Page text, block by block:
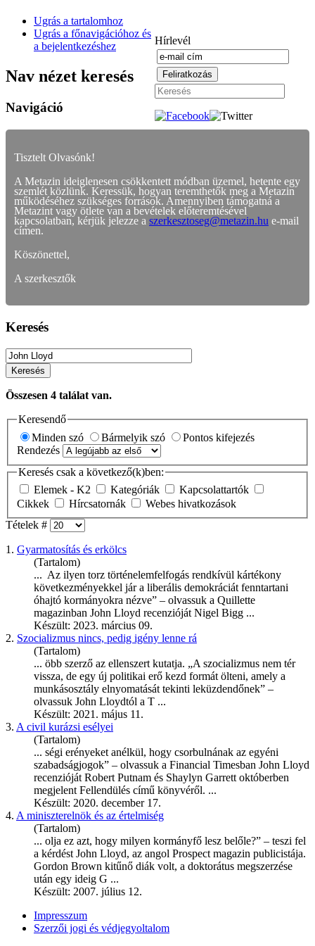
Hírlevél
Ugrás a tartalomhoz
Ugrás a főnavigációhoz és
a bejelentkezéshez
Nav nézet keresés
Navigáció
Tisztelt Olvasónk!
A Metazin ideiglenesen csökkentett módban üzemel, hetente egy
szemlét közlünk. Keressük, hogyan teremthetők meg a Metazin
működéséhez szükséges források. Amennyiben támogatná a
Metazint vagy ötlete van a bevételek előteremtésével
kapcsolatban, kérjük jelezze a szerkesztoseg@metazin.hu e-mail
címen.
Köszönettel,
A szerkesztők
Keresés
Keresés
Összesen 4 találat van.
Keresendő
Minden szó
Bármelyik szó
Pontos kifejezés
Rendezés
Keresés csak a következő(k)ben:
Elemek - K2
Kategóriák
Kapcsolattartók
Cikkek
Hírcsatornák
Webes hivatkozások
Tételek #
1. Gyarmatosítás és erkölcs
(Tartalom)
... Az ilyen torz történelemfelfogás rendkívül kártékony
következményekkel jár a liberális demokráciát fenntartani
óhajtó kormányokra nézve” – olvassuk a Quillette
magazinban John Lloyd recenzióját Nigel Bigg ...
Készült: 2023. március 09.
2. Szocializmus nincs, pedig igény lenne rá
(Tartalom)
... öbb szerző az ellenszert kutatja. „A szocializmus nem tér
vissza, de egy új politikai erő kezd formát ölteni, amely a
munkásosztály elnyomatását tekinti leküzdendőnek” –
olvassuk John Lloydtól a T ...
Készült: 2021. május 11.
3. A civil kurázsi esélyei
(Tartalom)
... ségi erényeket anélkül, hogy csorbulnának az egyéni
szabadságjogok” – olvassuk a Financial Timesban John Lloyd
recenzióját Robert Putnam és Shaylyn Garrett októberben
megjelent Fellendülés című könyvéről. ...
Készült: 2020. december 17.
4. A miniszterelnök és az értelmiség
(Tartalom)
... olja ez azt, hogy milyen kormányfő lesz belőle?” – teszi fel
a kérdést John Lloyd, az angol Prospect magazin publicistája.
Gordon Brown kitűnő diák volt, a doktorátus megszerzése
után egy ideig G ...
Készült: 2007. július 12.
Impresszum
Szerzői jogi és védjegyoltalom